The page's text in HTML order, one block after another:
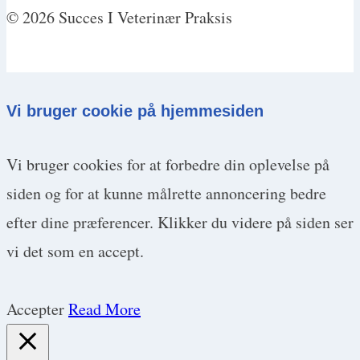
© 2026 Succes I Veterinær Praksis
Vi bruger cookie på hjemmesiden
Vi bruger cookies for at forbedre din oplevelse på
siden og for at kunne målrette annoncering bedre
efter dine præferencer. Klikker du videre på siden ser
vi det som en accept.
AccepterRead More